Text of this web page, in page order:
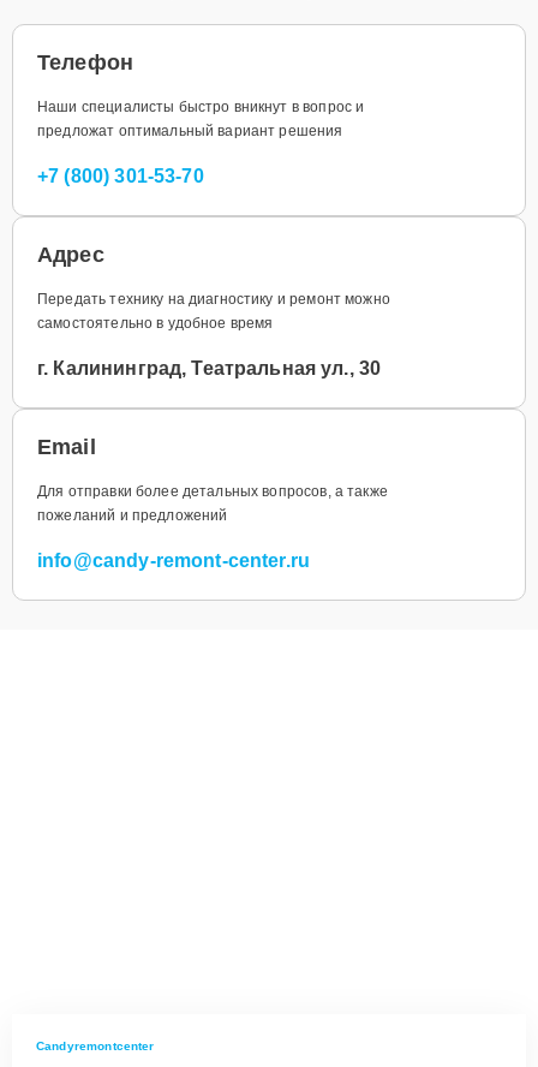
Телефон
Наши специалисты быстро вникнут в вопрос и
предложат оптимальный вариант решения
+7 (800) 301-53-70
Адрес
Передать технику на диагностику и ремонт можно
самостоятельно в удобное время
г. Калининград, Театральная ул., 30
Email
Для отправки более детальных вопросов, а также
пожеланий и предложений
info@candy-remont-center.ru
Candyremontcenter